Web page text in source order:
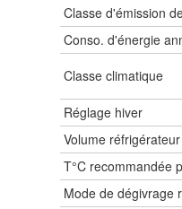
Classe d'émission
Conso. d'énergie
Classe climatique
Réglage hiver
Volume
T°C recommandée
Mode de dégivrage